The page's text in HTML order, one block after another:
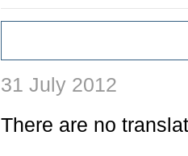
31 July 2012
There are no